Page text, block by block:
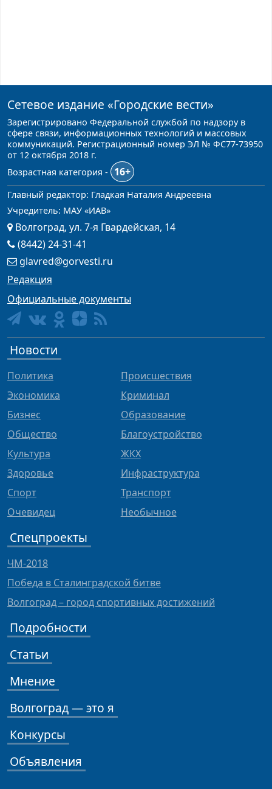
Сетевое издание «Городские вести»
Зарегистрировано Федеральной службой по надзору в
сфере связи, информационных технологий и массовых
коммуникаций. Регистрационный номер ЭЛ № ФС77-73950
от 12 октября 2018 г.
Возрастная категория -
16+
Главный редактор: Гладкая Наталия Андреевна
Учредитель: МАУ «ИАВ»
Волгоград, ул. 7-я Гвардейская, 14
(8442) 24-31-41
glavred@gorvesti.ru
Редакция
Официальные документы
Новости
Политика
Экономика
Бизнес
Общество
Культура
Здоровье
Спорт
Очевидец
Происшествия
Криминал
Образование
Благоустройство
ЖКХ
Инфраструктура
Транспорт
Необычное
Спецпроекты
ЧМ-2018
Победа в Сталинградской битве
Волгоград – город спортивных достижений
Подробности
Статьи
Мнение
Волгоград — это я
Конкурсы
Объявления